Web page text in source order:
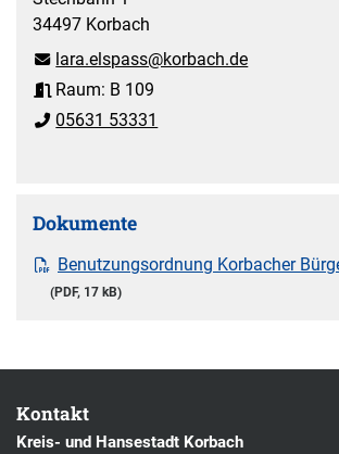
34497 Korbach
lara.elspass@korbach.de
Raum: B 109
05631 53331
Dokumente
Benutzungsordnung Korbacher
(PDF, 17 kB)
Kontakt
Kreis- und Hansestadt Korbach